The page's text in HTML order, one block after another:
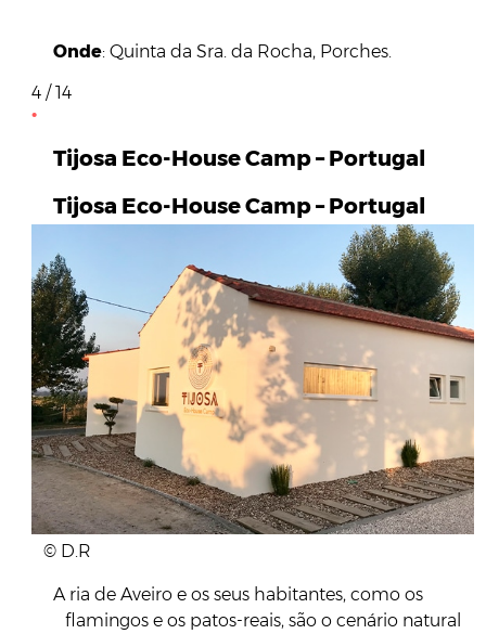
Onde: Quinta da Sra. da Rocha, Porches.
4 / 14
Tijosa Eco-House Camp – Portugal
Tijosa Eco-House Camp – Portugal
© D.R
A ria de Aveiro e os seus habitantes, como os
flamingos e os patos-reais, são o cenário natural